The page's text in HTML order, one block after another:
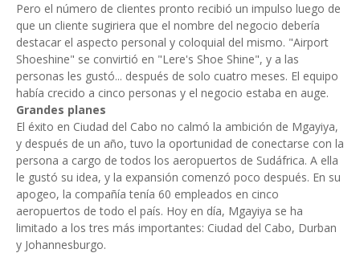
Pero el número de clientes pronto recibió un impulso luego de
que un cliente sugiriera que el nombre del negocio debería
destacar el aspecto personal y coloquial del mismo. "Airport
Shoeshine" se convirtió en "Lere's Shoe Shine", y a las
personas les gustó... después de solo cuatro meses. El equipo
había crecido a cinco personas y el negocio estaba en auge.
Grandes planes
El éxito en Ciudad del Cabo no calmó la ambición de Mgayiya,
y después de un año, tuvo la oportunidad de conectarse con la
persona a cargo de todos los aeropuertos de Sudáfrica. A ella
le gustó su idea, y la expansión comenzó poco después. En su
apogeo, la compañía tenía 60 empleados en cinco
aeropuertos de todo el país. Hoy en día, Mgayiya se ha
limitado a los tres más importantes: Ciudad del Cabo, Durban
y Johannesburgo.